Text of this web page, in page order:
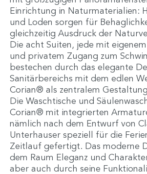
Einrichtung in Naturmaterialien:
und Loden sorgen für
gleichzeitig Ausdruck der
Die acht Suiten, jede mit
und privatem Zugang zum
bestechen durch das elegante
Sanitärbereichs mit dem edlen
Corian® als zentralem
Die Waschtische und
Corian® mit integrierten
nämlich nach dem Entwurf von
Unterhauser speziell für die
Zeitlauf gefertigt. Das moderne
dem Raum Eleganz und
aber auch durch seine